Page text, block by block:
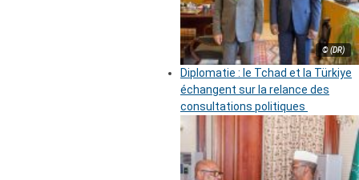
© (DR)
Diplomatie : le Tchad et la Türkiye
échangent sur la relance des
consultations politiques